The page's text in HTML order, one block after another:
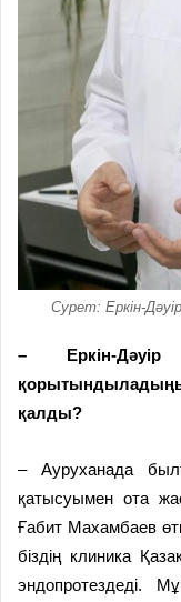
Сурет: Еркін-
– Еркін-
қалды?
– Ауруханада
қатысуымен ота
Ғабит Махамбаев
біздің клиника
эндопротездеді.